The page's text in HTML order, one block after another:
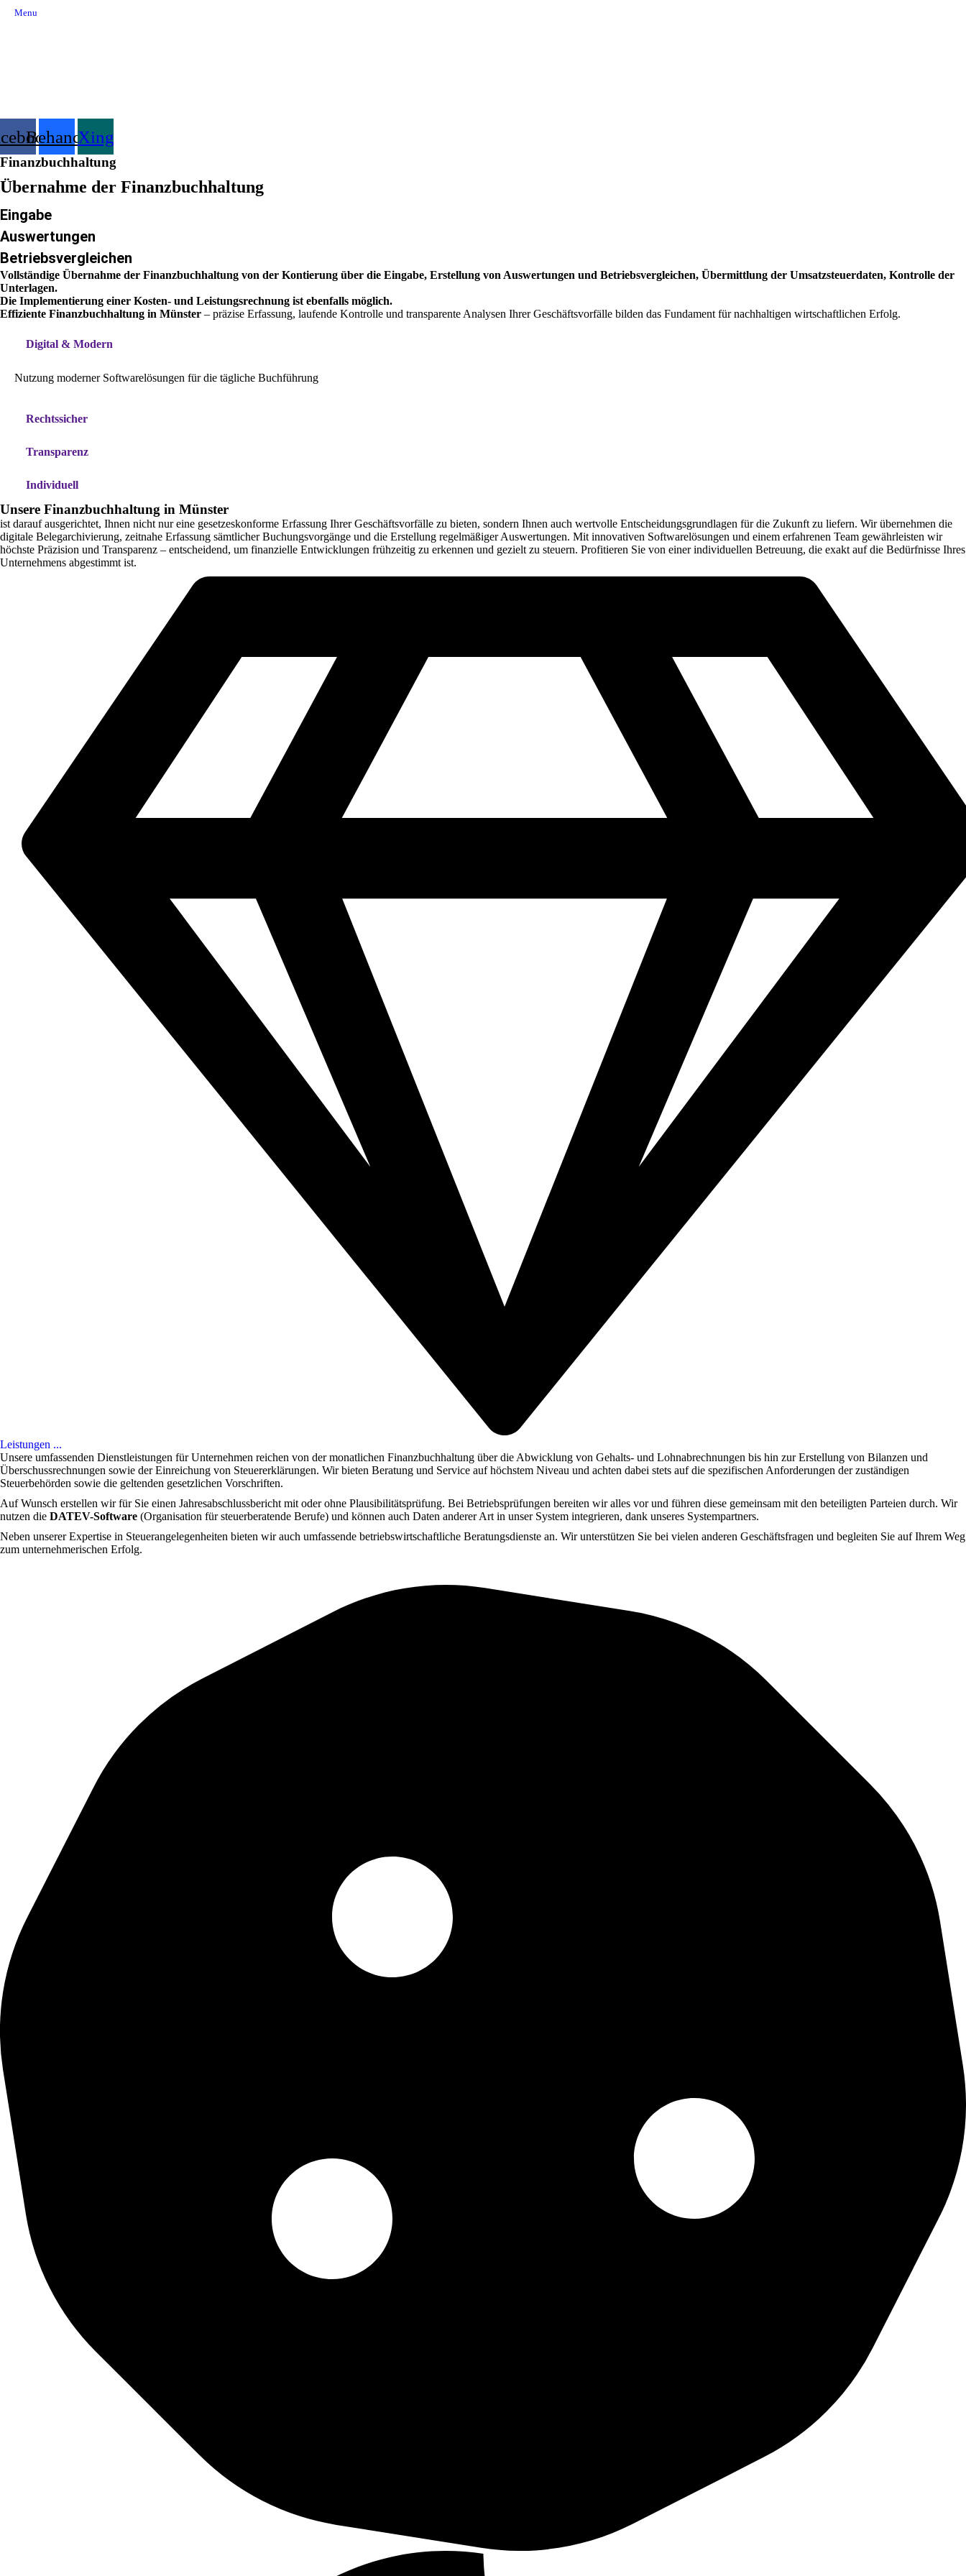
Menu
BehanceXing
Finanzbuchhaltung
Übernahme der Finanzbuchhaltung
Eingabe
Auswertungen
Betriebsvergleichen
Vollständige Übernahme der Finanzbuchhaltung von der Kontierung über die Eingabe, Erstellung von Auswertungen und Betriebsvergleichen, Übermittlung der Umsatzsteuerdaten, Kontrolle der
Unterlagen.
Die Implementierung einer Kosten- und Leistungsrechnung ist ebenfalls möglich.
Effiziente Finanzbuchhaltung in Münster – präzise Erfassung, laufende Kontrolle und transparente Analysen Ihrer Geschäftsvorfälle bilden das Fundament für nachhaltigen wirtschaftlichen Erfolg.
Digital & Modern
Nutzung moderner Softwarelösungen für die tägliche Buchführung
Rechtssicher
Transparenz
Individuell
Unsere Finanzbuchhaltung in Münster
ist darauf ausgerichtet, Ihnen nicht nur eine gesetzeskonforme Erfassung Ihrer Geschäftsvorfälle zu bieten, sondern Ihnen auch wertvolle Entscheidungsgrundlagen für die Zukunft zu liefern. Wir übernehmen die
digitale Belegarchivierung, zeitnahe Erfassung sämtlicher Buchungsvorgänge und die Erstellung regelmäßiger Auswertungen. Mit innovativen Softwarelösungen und einem erfahrenen Team gewährleisten wir
höchste Präzision und Transparenz – entscheidend, um finanzielle Entwicklungen frühzeitig zu erkennen und gezielt zu steuern. Profitieren Sie von einer individuellen Betreuung, die exakt auf die Bedürfnisse Ihres
Unternehmens abgestimmt ist.
Leistungen ...
Unsere umfassenden Dienstleistungen für Unternehmen reichen von der monatlichen Finanzbuchhaltung über die Abwicklung von Gehalts- und Lohnabrechnungen bis hin zur Erstellung von Bilanzen und
Überschussrechnungen sowie der Einreichung von Steuererklärungen. Wir bieten Beratung und Service auf höchstem Niveau und achten dabei stets auf die spezifischen Anforderungen der zuständigen
Steuerbehörden sowie die geltenden gesetzlichen Vorschriften.
Auf Wunsch erstellen wir für Sie einen Jahresabschlussbericht mit oder ohne Plausibilitätsprüfung. Bei Betriebsprüfungen bereiten wir alles vor und führen diese gemeinsam mit den beteiligten Parteien durch. Wir
nutzen die DATEV-Software (Organisation für steuerberatende Berufe) und können auch Daten anderer Art in unser System integrieren, dank unseres Systempartners.
Neben unserer Expertise in Steuerangelegenheiten bieten wir auch umfassende betriebswirtschaftliche Beratungsdienste an. Wir unterstützen Sie bei vielen anderen Geschäftsfragen und begleiten Sie auf Ihrem Weg
zum unternehmerischen Erfolg.